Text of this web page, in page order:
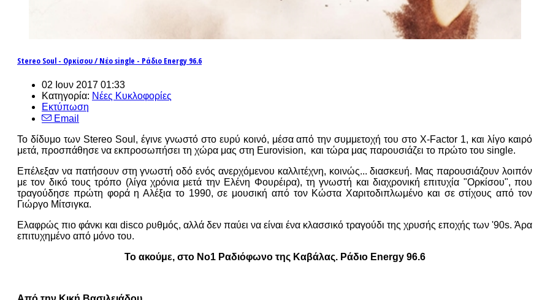
Stereo Soul - Ορκίσου / Νέο single - Ράδιο Energy 96.6
02 Ιουν 2017 01:33
Κατηγορία: Νέες Κυκλοφορίες
Εκτύπωση
Email
Το δίδυμο των Stereo Soul, έγινε γνωστό στο ευρύ κοινό, μέσα από την συμμετοχή του στο X-Factor 1, και λίγο καιρό
μετά, προσπάθησε να εκπροσωπήσει τη χώρα μας στη Eurovision, και τώρα μας παρουσιάζει το πρώτο του single.
Επέλεξαν να πατήσουν στη γνωστή οδό ενός ανερχόμενου καλλιτέχνη, κοινώς... διασκευή. Μας παρουσιάζουν λοιπόν
με τον δικό τους τρόπο (λίγα χρόνια μετά την Ελένη Φουρέιρα), τη γνωστή και διαχρονική επιτυχία "Ορκίσου", που
τραγούδησε πρώτη φορά η Αλέξια το 1990, σε μουσική από τον Κώστα Χαριτοδιπλωμένο και σε στίχους από τον
Γιώργο Μίτσιγκα.
Ελαφρώς πιο φάνκι και disco ρυθμός, αλλά δεν παύει να είναι ένα κλασσικό τραγούδι της χρυσής εποχής των '90s. Άρα
επιτυχημένο από μόνο του.
Το ακούμε, στο Νο1 Ραδιόφωνο της Καβάλας. Ράδιο Energy 96.6